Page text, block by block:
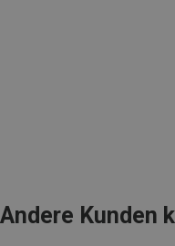
Andere Kunden